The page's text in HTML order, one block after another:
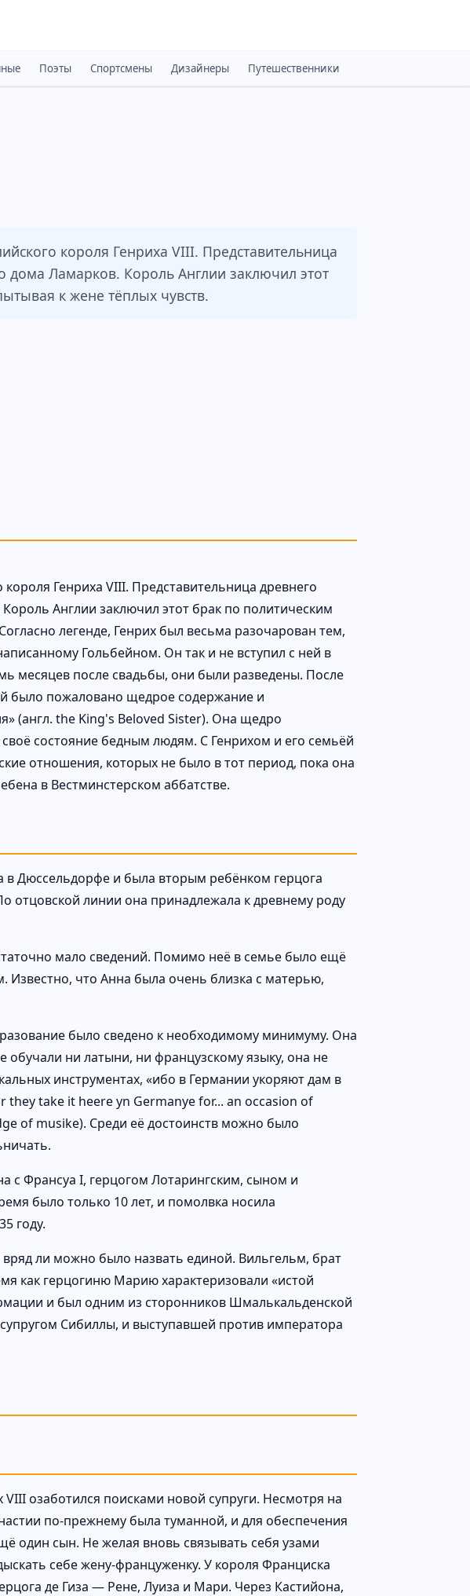
Поэты Спортсмены Дизайнеры Путешественники
короля Генриха VIII. Представительница
дома Ламарков. Король Англии заключил этот
к жене тёплых чувств.
Генриха VIII. Представительница древнего
Англии заключил этот брак по политическим
легенде, Генрих был весьма разочарован тем,
Гольбейном. Он так и не вступил с ней в
месяцев после свадьбы, они были разведены. После
было пожаловано щедрое содержание и
(англ. the King's Beloved Sister). Она щедро
состояние бедным людям. С Генрихом и его семьёй
отношения, которых не было в тот период, пока она
в Вестминстерском аббатстве.
в Дюссельдорфе и была вторым ребёнком герцога
отцовской линии она принадлежала к древнему роду
мало сведений. Помимо неё в семье было ещё
что Анна была очень близка с матерью,
было сведено к необходимому минимуму. Она
обучали ни латыни, ни французскому языку, она не
инструментах, «ибо в Германии укоряют дам в
they take it heere yn Germanye for... an occasion of
of musike). Среди её достоинств можно было
с Франсуа I, герцогом Лотарингским, сыном и
было только 10 лет, и помолвка носила
году.
ли можно было назвать единой. Вильгельм, брат
как герцогиню Марию характеризовали «истой
и был одним из сторонников Шмалькальденской
Сибиллы, и выступавшей против императора
озаботился поисками новой супруги. Несмотря на
по-прежнему была туманной, и для обеспечения
один сын. Не желая вновь связывать себя узами
себе жену-француженку. У короля Франциска
де Гиза — Рене, Луиза и Мари. Через Кастийона,